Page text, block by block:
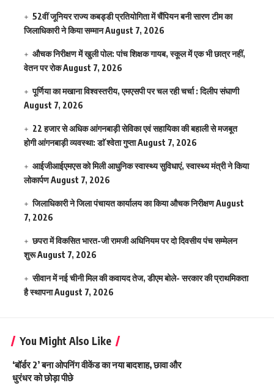
52वीं जूनियर राज्य कबड्डी प्रतियोगिता में चैंपियन बनी सारण टीम का
जिलाधिकारी ने किया सम्मानAugust 7, 2026
औचक निरीक्षण में खुली पोल: पांच शिक्षक गायब, स्कूल में एक भी छात्र नहीं,
वेतन पर रोकAugust 7, 2026
पूर्णिया का मखाना विश्वस्तरीय, एमएसपी पर चल रही चर्चा : दिलीप संघाणी
August 7, 2026
22 हजार से अधिक आंगनबाड़ी सेविका एवं सहायिका की बहाली से मजबूत
होगी आंगनबाड़ी व्यवस्था: डाॅ श्वेता गुप्ताAugust 7, 2026
आईजीआईएमएस काे मिली आधुनिक स्वास्थ्य सुविधाएं, स्वास्थ्य मंत्री ने किया
लोकार्पणAugust 7, 2026
जिलाधिकारी ने जिला पंचायत कार्यालय का किया औचक निरीक्षणAugust
7, 2026
छपरा में विकसित भारत-जी रामजी अधिनियम पर दो दिवसीय पंच सम्मेलन
शुरूAugust 7, 2026
सीवान में नई चीनी मिल की कवायद तेज, डीएम बोले- सरकार की प्राथमिकता
है स्थापनाAugust 7, 2026
You Might Also Like
‘बॉर्डर 2’ बना ओपनिंग वीकेंड का नया बादशाह, छावा और
धुरंधर को छोड़ा पीछे